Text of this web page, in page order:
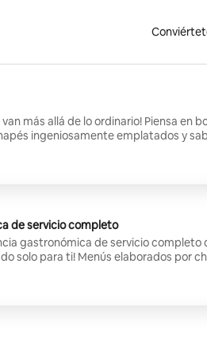
más allá de lo ordinario! Piensa en
ingeniosamente emplatados y
diseñado para sorprender a los
tono para una experiencia culinaria
de servicio completo
gastronómica de servicio completo
solo para ti! Menús elaborados por
Siéntate, relájate y disfruta de